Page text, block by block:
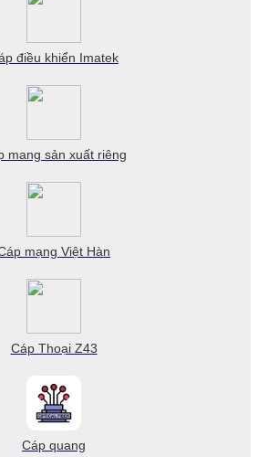
điều khiển Imatek
mang sản xuất riêng
mạng Việt Hàn
Cáp Thoại Z43
Cáp quang